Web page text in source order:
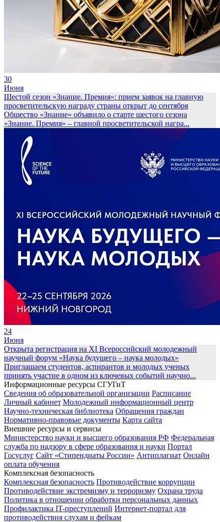
30
Июня
Шестой сезон «Знание. Премия»: прием заявок на главную
просветительскую награду страны открыт до сентября
Общество «Знание» объявило о старте шестого сезона
«Знание. Премия» – главной просветительской награ...
24
Июня
Открыта регистрация на XI Всероссийский молодежный
научный форум «Наука будущего – наука молодых»
Приглашаем студентов, аспирантов и молодых ученых
принять участие в одном из ключевых событий научно...
Информационные ресурсы СГУГиТ
Сведения об образовательной организации Расписание
Личный кабинет Молодежный информационный центр
Научно-техническая библиотека Обращения граждан
Нормативно-правовые документы Карта сайта
Внешние ресурсы и сервисы
Министерство науки и высшего образования РФ Федеральная
служба по надзору в сфере образования и науки Портал
Госуслуг Сайт «Стипендиаты России» Антиплагиат Онлайн
оплата обучения
Комплексная безопасность
Комплексная безопасность Противодействие коррупции
Противодействие экстремизму и терроризму Охрана труда
Политика в отношении обработки персональных данных
Профилактика IT-преступлений Интернет-портал для
противодействия слухам и фейкам